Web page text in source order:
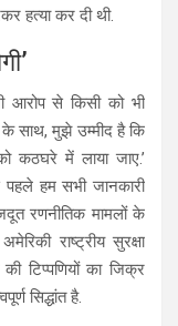
हत्या कर दी थी.
आरोप से किसी को भी
साथ, मुझे उम्मीद है कि
कठघरे में लाया जाए.’
हम सभी जानकारी
रणनीतिक मामलों के
राष्ट्रीय सुरक्षा
टिप्पणियों का जिक्र
सिद्धांत है.